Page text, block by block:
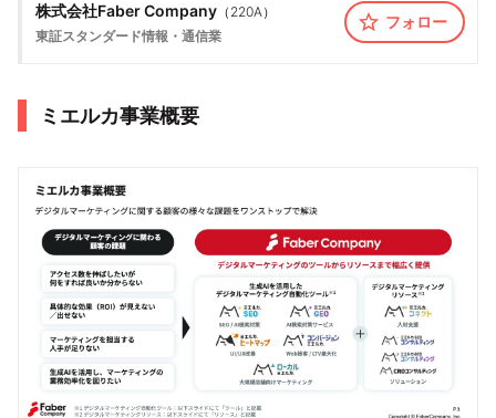
株式会社Faber Company （ 220A）
東証スタンダード情報・通信業
フォロー
ミエルカ事業概要